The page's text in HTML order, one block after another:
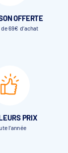
OFFERTE
69€ d’achat
PRIX
l’année